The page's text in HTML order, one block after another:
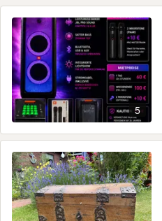
5